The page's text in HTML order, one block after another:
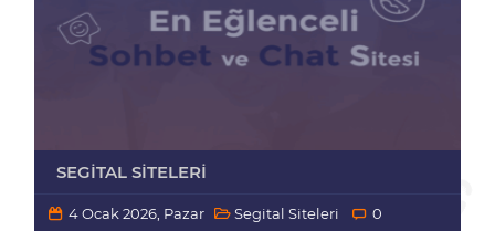
SEGITAL SITELERI
4 Ocak 2026, Pazar Segital Siteleri 0